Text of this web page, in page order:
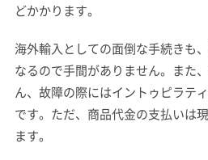
どかかります。
海外輸入としての面倒な手続きも
なるので手間がありません。また
ん、故障の際にはイントゥピラテ
です。ただ、商品代金の支払いは
ます。